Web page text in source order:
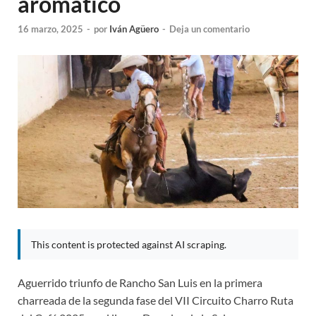
16 marzo, 2025 - por Iván Agüero - Deja un comentario
This content is protected against AI scraping.
Aguerrido triunfo de Rancho San Luis en la primera
charreada de la segunda fase del VII Circuito Charro Ruta